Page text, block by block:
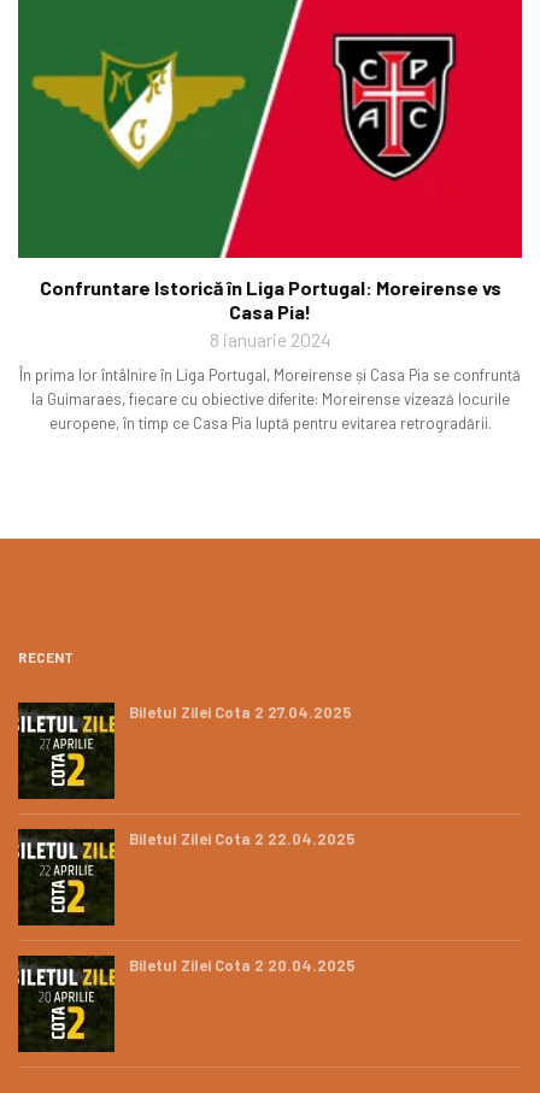
Confruntare Istorică în Liga Portugal: Moreirense vs
Casa Pia!
8 ianuarie 2024
În prima lor întâlnire în Liga Portugal, Moreirense și Casa Pia se confruntă
la Guimaraes, fiecare cu obiective diferite: Moreirense vizează locurile
europene, în timp ce Casa Pia luptă pentru evitarea retrogradării.
RECENT
Biletul Zilei Cota 2 27.04.2025
Biletul Zilei Cota 2 22.04.2025
Biletul Zilei Cota 2 20.04.2025